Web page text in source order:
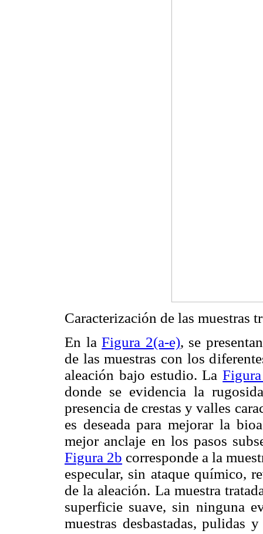
Caracterización de las muestras
En laFigura 2(a-e), se
de las muestras con los
aleación bajo estudio. La
donde se evidencia la
presencia de crestas y valles
es deseada para mejorar la
mejor anclaje en los pasos
Figura 2b corresponde a la
especular, sin ataque químico,
de la aleación. La muestra
superficie suave, sin ninguna
muestras desbastadas, pulidas